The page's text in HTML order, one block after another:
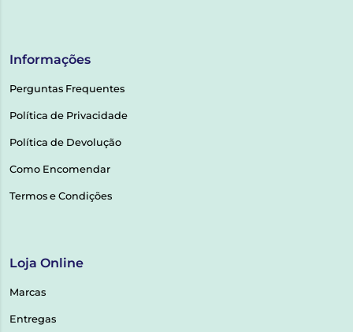
Informações
Perguntas Frequentes
Política de Privacidade
Política de Devolução
Como Encomendar
Termos e Condições
Loja Online
Marcas
Entregas